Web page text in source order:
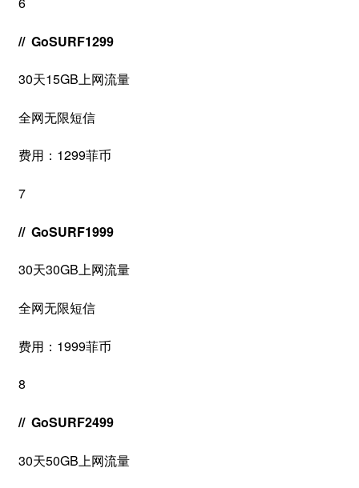
// GoSURF1299
30天15GB上网流量
全网无限短信
费用：1299菲币
7
// GoSURF1999
30天30GB上网流量
全网无限短信
费用：1999菲币
8
// GoSURF2499
30天50GB上网流量